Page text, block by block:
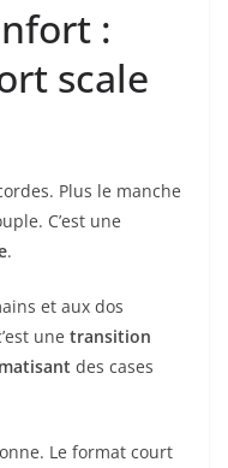
:
scale
Plus le manche
C’est une
.
et aux dos
une transition
des cases
Le format court